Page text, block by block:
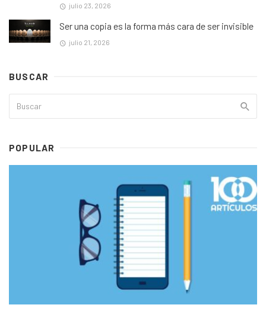
julio 23, 2026
Ser una copia es la forma más cara de ser invisible
julio 21, 2026
BUSCAR
POPULAR